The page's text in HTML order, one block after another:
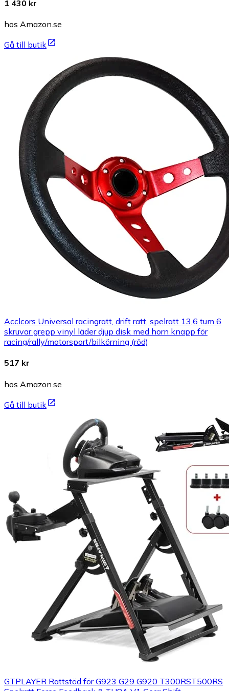
1 430 kr
hos Amazon.se
Gå till butik
Acclcors Universal racingratt, drift ratt, spelratt 13,6 tum 6
skruvar grepp vinyl läder djup disk med horn knapp för
racing/rally/motorsport/bilkörning (röd)
517 kr
hos Amazon.se
Gå till butik
GTPLAYER Rattstöd för G923 G29 G920 T300RST500RS